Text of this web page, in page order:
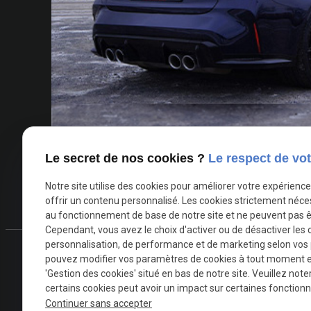
phone0493
Le secret de nos cookies ? Le respect de
Notre site utilise des cookies pour améliorer votre
offrir un contenu personnalisé. Les cookies strictement
au fonctionnement de base de notre site et ne peuvent pas
Cependant, vous avez le choix d'activer ou de désactiver les
personnalisation, de performance et de marketing selon vos
pouvez modifier vos paramètres de cookies à tout moment
'Gestion des cookies' situé en bas de notre site. Veuillez
certains cookies peut avoir un impact sur certaines
Continuer sans accepter